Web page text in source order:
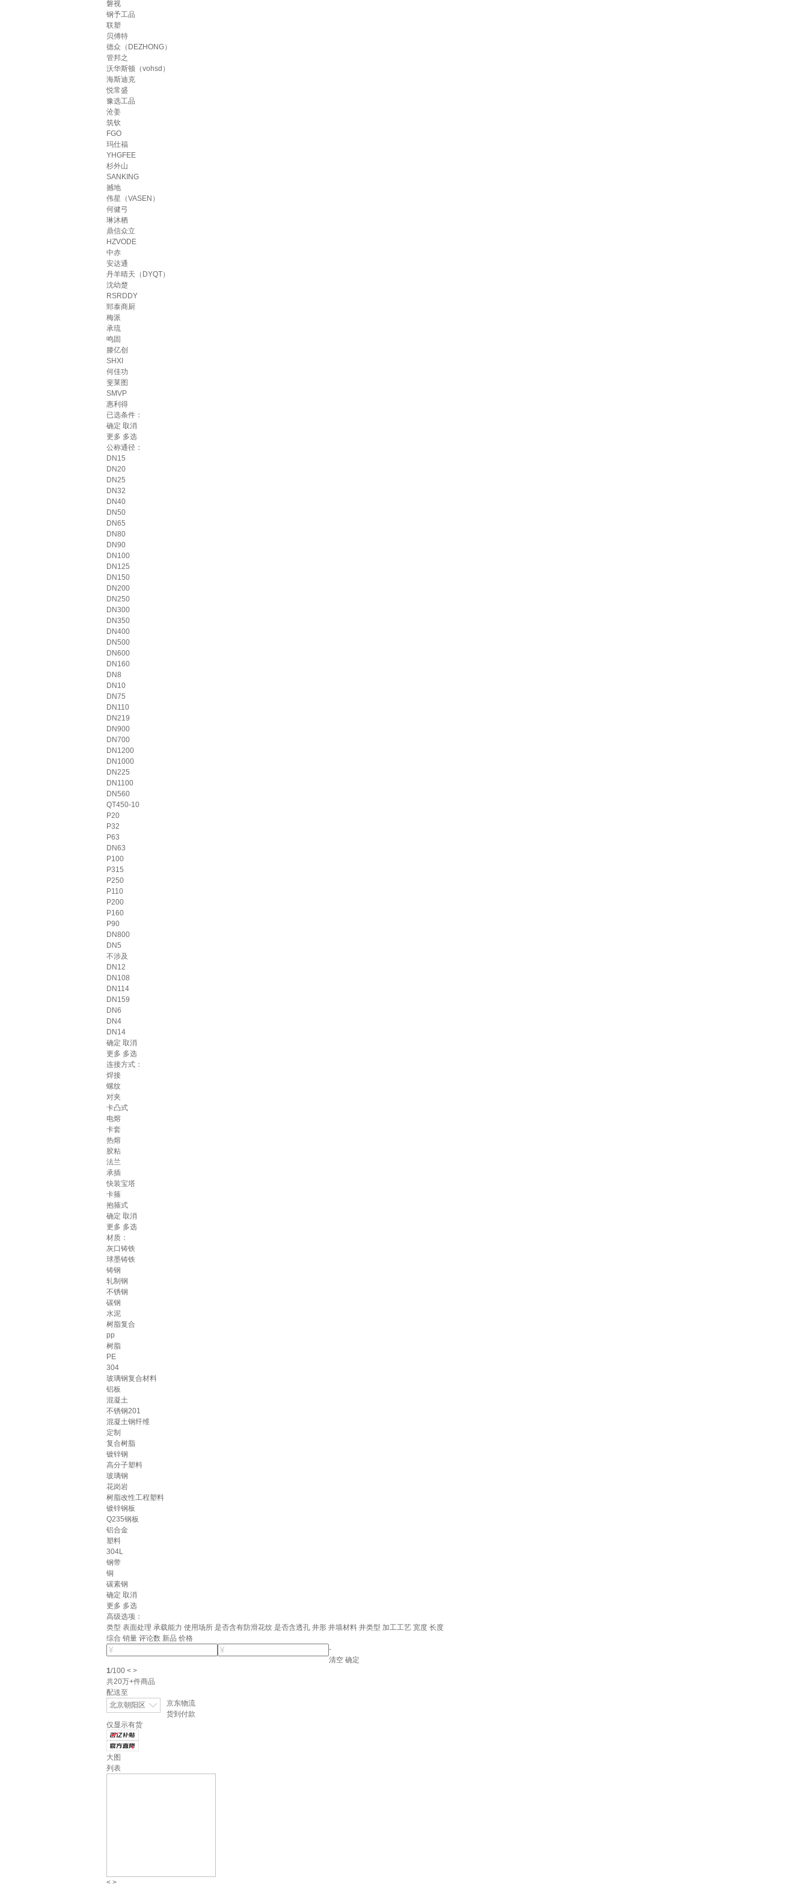
磐视
钢予工品
联塑
贝傅特
德众（DEZHONG）
管邦之
沃华斯顿（vohsd）
海斯迪克
悦常盛
豫选工品
沧姜
筑钦
FGO
玛仕福
YHGFEE
杉外山
SANKING
撼地
伟星（VASEN）
何健弓
琳沐栖
鼎信众立
HZVODE
中赤
安达通
丹羊晴天（DYQT）
沈幼楚
RSRDDY
郅泰商厨
梅派
承琉
鸣固
滕亿创
SHXI
何佳功
斐莱图
SMVP
惠利得
已选条件：
确定 取消
更多 多选
公称通径：
DN15
DN20
DN25
DN32
DN40
DN50
DN65
DN80
DN90
DN100
DN125
DN150
DN200
DN250
DN300
DN350
DN400
DN500
DN600
DN160
DN8
DN10
DN75
DN110
DN219
DN900
DN700
DN1200
DN1000
DN225
DN1100
DN560
QT450-10
P20
P32
P63
DN63
P100
P315
P250
P110
P200
P160
P90
DN800
DN5
不涉及
DN12
DN108
DN114
DN159
DN6
DN4
DN14
确定 取消
更多 多选
连接方式：
焊接
螺纹
对夹
卡凸式
电熔
卡套
热熔
胶粘
法兰
承插
快装宝塔
卡箍
抱箍式
确定 取消
更多 多选
材质：
灰口铸铁
球墨铸铁
铸钢
轧制钢
不锈钢
碳钢
水泥
树脂复合
pp
树脂
PE
304
玻璃钢复合材料
铝板
混凝土
不锈钢201
混凝土钢纤维
定制
复合树脂
镀锌钢
高分子塑料
玻璃钢
花岗岩
树脂改性工程塑料
镀锌钢板
Q235钢板
铝合金
塑料
304L
钢带
铜
碳素钢
确定 取消
更多 多选
高级选项：
类型 表面处理 承载能力 使用场所 是否含有防滑花纹 是否含透孔 井形 井墙材料 井类型 加工工艺 宽度 长度
综合 销量 评论数 新品 价格
-
清空 确定
1/100 < >
共20万+件商品
配送至
北京朝阳区
京东物流
货到付款
仅显示有货
大图
列表
< >